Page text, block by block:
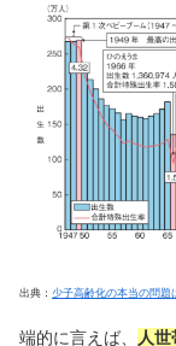
出典： 少子高齢化の本当の問題
端的に言えば、 人